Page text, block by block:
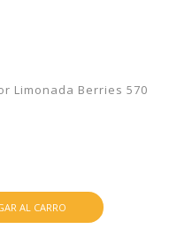
Limonada Berries 570
AL CARRO